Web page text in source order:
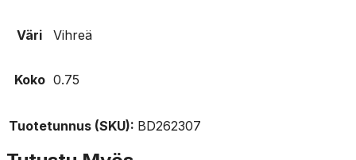
Väri Vihreä
Koko 0.75
Tuotetunnus (SKU): BD262307